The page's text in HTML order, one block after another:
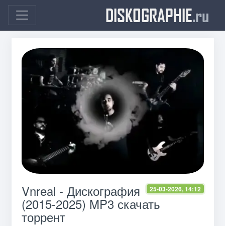
DISKOGRAPHIE.ru
25-03-2026, 14:12
Vnreal - Дискография
(2015-2025) MP3 скачать
торрент